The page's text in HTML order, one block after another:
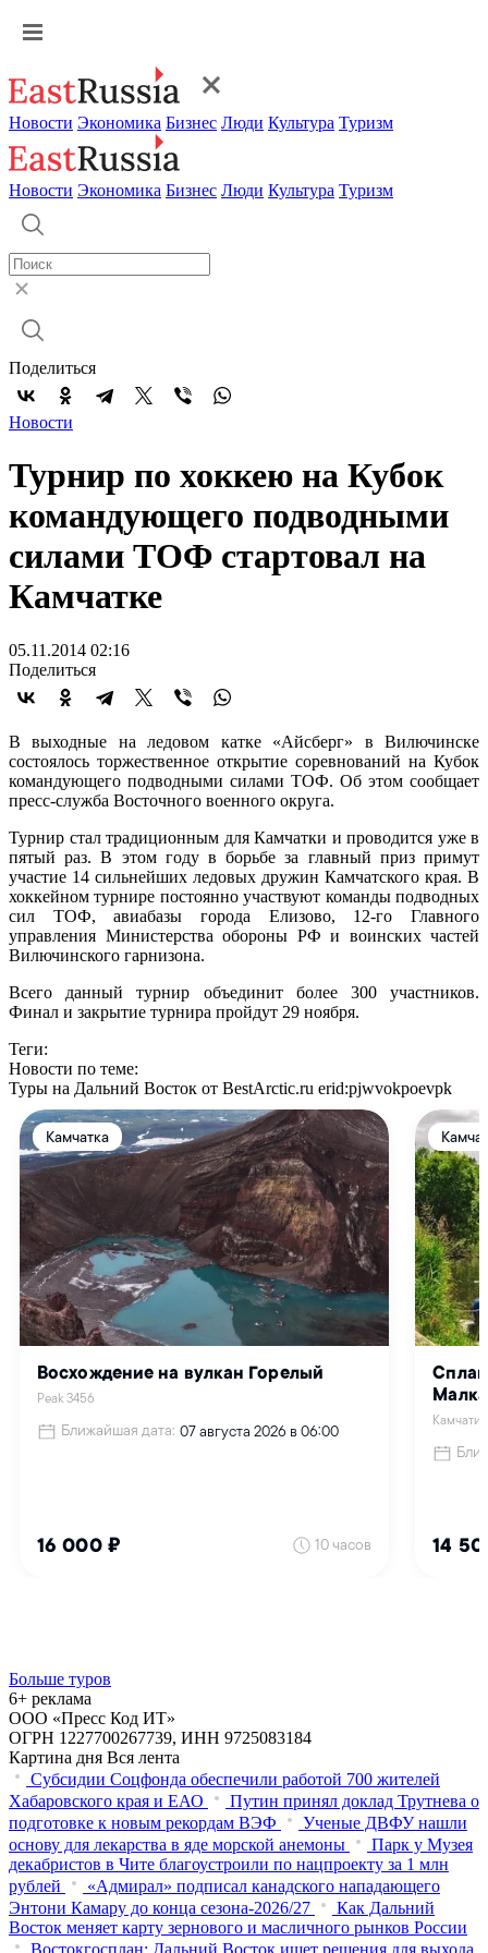
Новости Экономика Бизнес Люди Культура Туризм
Новости Экономика Бизнес Люди Культура Туризм
Поделиться
Новости
Турнир по хоккею на Кубок
командующего подводными
силами ТОФ стартовал на
Камчатке
05.11.2014 02:16
Поделиться
В выходные на ледовом катке «Айсберг» в Вилючинске
состоялось торжественное открытие соревнований на Кубок
командующего подводными силами ТОФ. Об этом сообщает
пресс-служба Восточного военного округа.
Турнир стал традиционным для Камчатки и проводится уже в
пятый раз. В этом году в борьбе за главный приз примут
участие 14 сильнейших ледовых дружин Камчатского края. В
хоккейном турнире постоянно участвуют команды подводных
сил ТОФ, авиабазы города Елизово, 12-го Главного
управления Министерства обороны РФ и воинских частей
Вилючинского гарнизона.
Всего данный турнир объединит более 300 участников.
Финал и закрытие турнира пройдут 29 ноября.
Теги:
Новости по теме:
Туры на Дальний Восток от BestArctic.ru erid:pjwvokpoevpk
Больше туров
6+ реклама
ООО «Пресс Код ИТ»
ОГРН 1227700267739, ИНН 9725083184
Картина дня Вся лента
Субсидии Соцфонда обеспечили работой 700 жителей
Хабаровского края и ЕАО
Путин принял доклад Трутнева о
подготовке к новым рекордам ВЭФ
Ученые ДВФУ нашли
основу для лекарства в яде морской анемоны
Парк у Музея
декабристов в Чите благоустроили по нацпроекту за 1 млн
рублей
«Адмирал» подписал канадского нападающего
Энтони Камару до конца сезона-2026/27
Как Дальний
Восток меняет карту зернового и масличного рынков России
Востокгосплан: Дальний Восток ищет решения для выхода